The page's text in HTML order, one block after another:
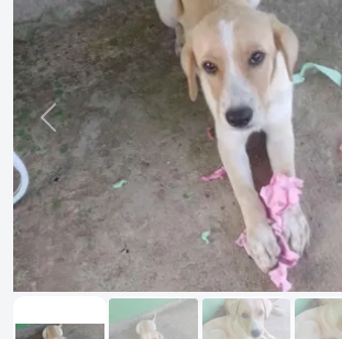
Previous